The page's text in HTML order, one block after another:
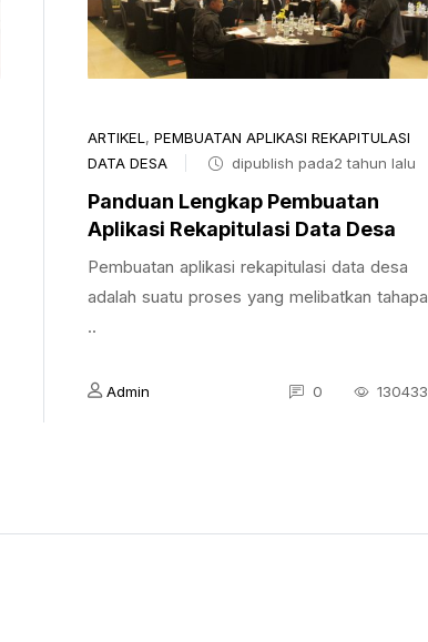
ARTIKEL , PEMBUATAN APLIKASI REKAPITULASI
DATA DESA
dipublish pada2 tahun lalu
Panduan Lengkap Pembuatan
Aplikasi Rekapitulasi Data Desa
Pembuatan aplikasi rekapitulasi data desa
adalah suatu proses yang melibatkan tahapa
..
Admin 0 130433